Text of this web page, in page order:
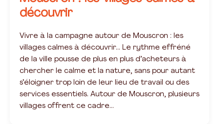
découvrir
Vivre à la campagne autour de Mouscron : les
villages calmes à découvrir… Le rythme effréné
de la ville pousse de plus en plus d’acheteurs à
chercher le calme et la nature, sans pour autant
s’éloigner trop loin de leur lieu de travail ou des
services essentiels. Autour de Mouscron, plusieurs
villages offrent ce cadre…